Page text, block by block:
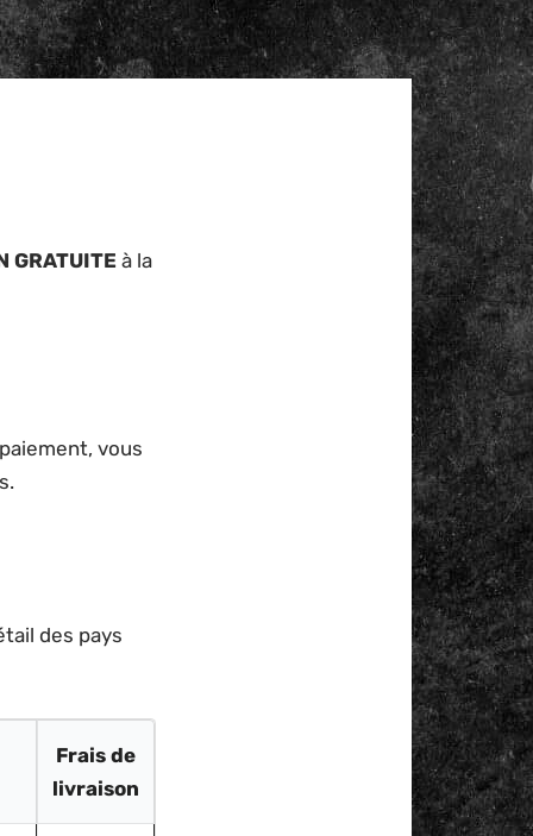
GRATUITE à la
vous
des pays
Frais de
livraison